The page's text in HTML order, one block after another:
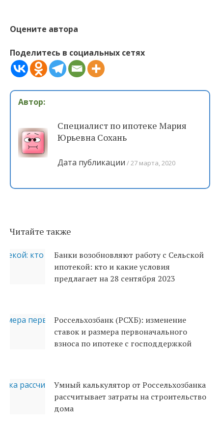
Оцените автора
Поделитесь в социальных сетях
Автор:
Специалист по ипотеке Мария
Юрьевна Сохань
Дата публикации 27 марта, 2020
Читайте также
Банки возобновляют работу с Сельской
ипотекой: кто и какие условия
предлагает на 28 сентября 2023
Россельхозбанк (РСХБ): изменение
ставок и размера первоначального
взноса по ипотеке с господдержкой
Умный калькулятор от Россельхозбанка
рассчитывает затраты на строительство
дома